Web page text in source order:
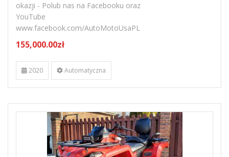
okazji - Polub nas na Facebooku oraz
YouTube
www.facebook.com/AutoMotoUsaPL
155,000.00zł
2020 Automatyczna